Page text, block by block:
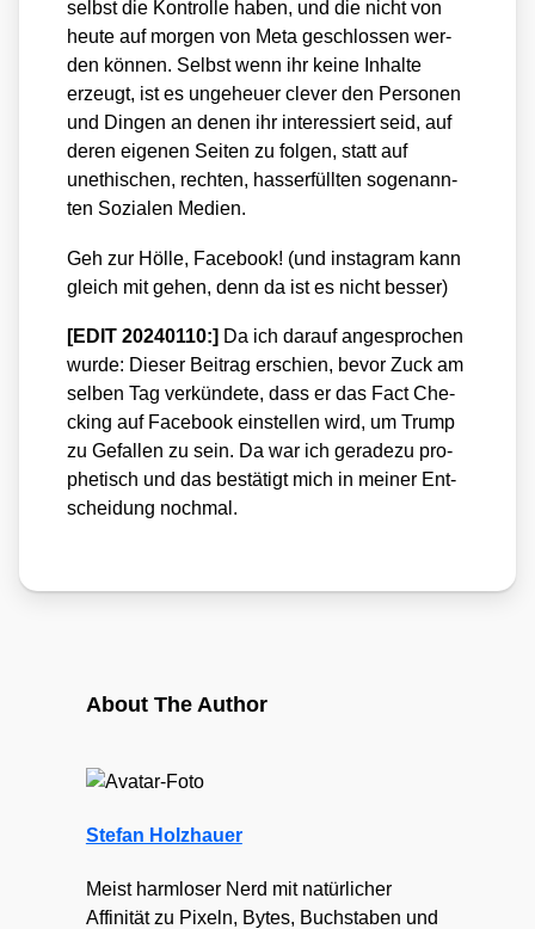
selbst die Kon­trol­le haben, und die nicht von
heu­te auf mor­gen von Meta geschlos­sen wer­
den kön­nen. Selbst wenn ihr kei­ne Inhal­te
erzeugt, ist es unge­heu­er cle­ver den Per­so­nen
und Din­gen an denen ihr inter­es­siert seid, auf
deren eige­nen Sei­ten zu fol­gen, statt auf
unethi­schen, rech­ten, hass­erfüll­ten soge­nann­
ten Sozia­len Medi­en.
Geh zur Höl­le, Face­book! (und insta­gram kann
gleich mit gehen, denn da ist es nicht bes­ser)
[EDIT 20240110:] Da ich dar­auf ange­spro­chen
wur­de: Die­ser Bei­trag erschien, bevor Zuck am
sel­ben Tag ver­kün­de­te, dass er das Fact Che­
cking auf Face­book ein­stel­len wird, um Trump
zu Gefal­len zu sein. Da war ich gera­de­zu pro­
phe­tisch und das bestä­tigt mich in mei­ner Ent­
schei­dung noch­mal.
About The Author
Stefan Holzhauer
Meist harmloser Nerd mit natürlicher
Affinität zu Pixeln, Bytes, Buchstaben und